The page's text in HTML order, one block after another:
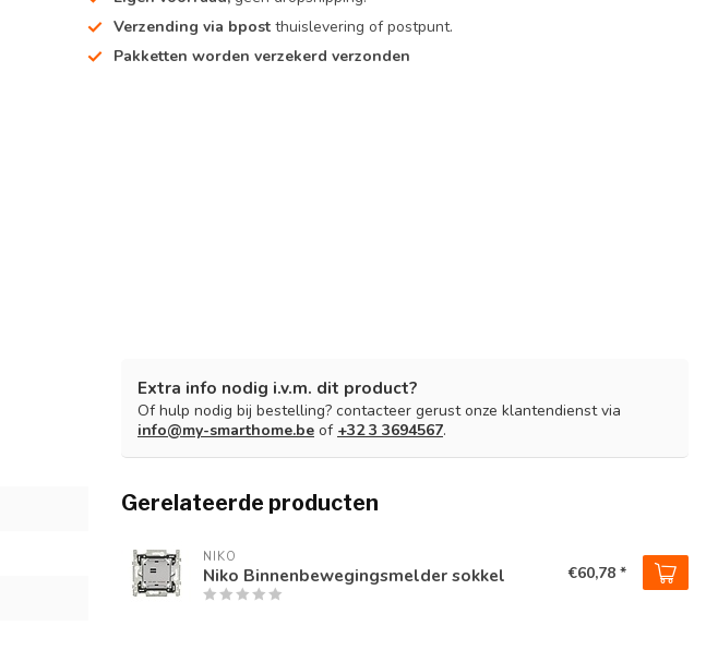
Verzending via bpostthuislevering of postpunt.
Pakketten worden verzekerd verzonden
Extra info nodig i.v.m. dit product?
Of hulp nodig bij bestelling? contacteer gerust onze klantendienst via
info@my-smarthome.be of +32 3 3694567.
Gerelateerde producten
NIKO
Niko Binnenbewegingsmelder sokkel €60,78 *